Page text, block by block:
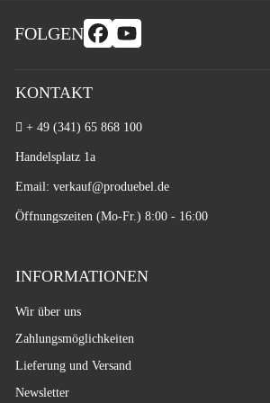
FOLGEN
KONTAKT
+ 49 (341) 65 868 100
Handelsplatz 1a
Email: verkauf@produebel.de
Öffnungszeiten (Mo-Fr.) 8:00 - 16:00
INFORMATIONEN
Wir über uns
Zahlungsmöglichkeiten
Lieferung und Versand
Newsletter